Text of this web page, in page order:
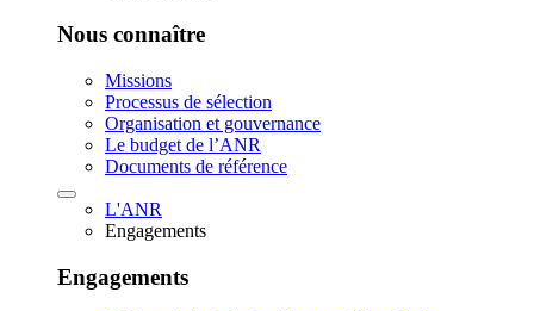
Nous connaître
Missions
Processus de sélection
Organisation et gouvernance
Le budget de l’ANR
Documents de référence
L'ANR
Engagements
Engagements